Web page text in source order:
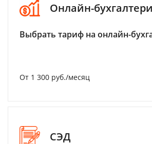
Онлайн-
Выбрать тариф на онлайн-
От 1 300 руб./месяц
СЭД